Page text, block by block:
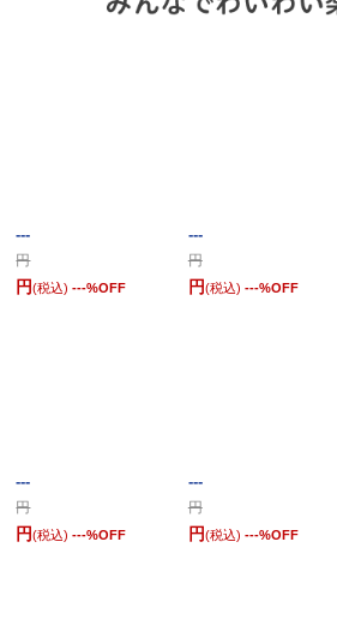
---
円
円(税込) ---%OFF
---
円
円(税込) ---%OFF
---
円
円(税込) ---%OFF
---
円
円(税込) ---%OFF